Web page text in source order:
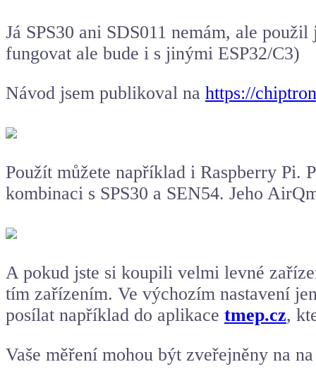
Já SPS30 ani SDS011 nemám, ale
fungovat ale bude i s jinými ESP32/C3)
Návod jsem publikoval na https://
Použít můžete například i Raspberry Pi.
kombinaci s SPS30 a SEN54. Jeho
A pokud jste si koupili velmi levné
tím zařízením. Ve výchozím nastavení
posílat například do aplikace tmep.cz,
Vaše měření mohou být zveřejněny na